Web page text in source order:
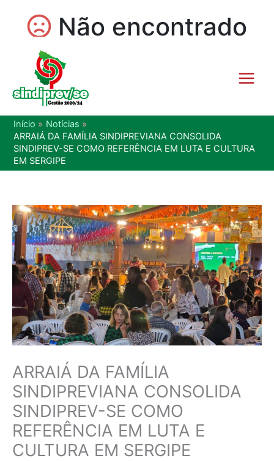
Início
Notícias
ARRAIÁ DA FAMÍLIA SINDIPREVIANA CONSOLIDA
SINDIPREV-SE COMO REFERÊNCIA EM LUTA E CULTURA
EM SERGIPE
ARRAIÁ DA FAMÍLIA
SINDIPREVIANA CONSOLIDA
SINDIPREV-SE COMO
REFERÊNCIA EM LUTA E
CULTURA EM SERGIPE